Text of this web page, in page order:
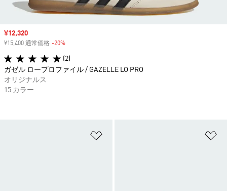
セール価格
¥12,320
¥15,400 通常価格 -20%
(2)
ガゼル ロープロファイル / GAZELLE LO PRO
オリジナルス
15 カラー